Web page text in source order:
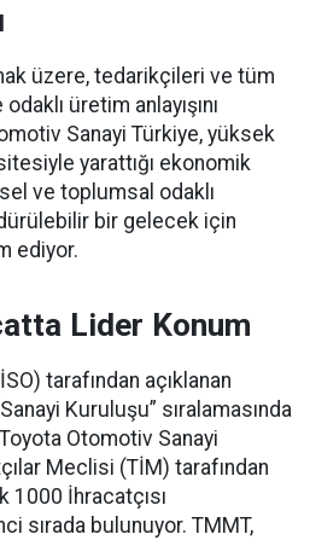
üzere, tedarikçileri ve tüm
üretim anlayışını
Sanayi Türkiye, yüksek
yarattığı ekonomik
ve toplumsal odaklı
bir gelecek için
ediyor.
Lider Konum
tarafından açıklanan
Kuruluşu” sıralamasında
Otomotiv Sanayi
Meclisi (TİM) tarafından
1000 İhracatçısı
sırada bulunuyor. TMMT,